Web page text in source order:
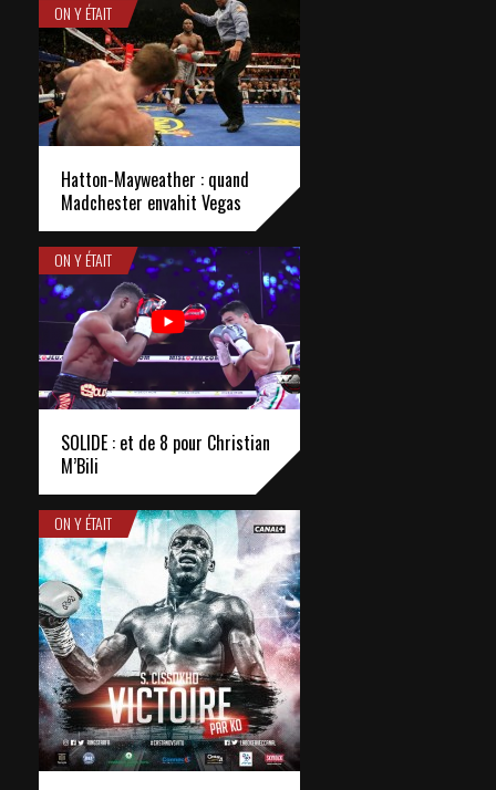
ON Y ÉTAIT
Hatton-Mayweather : quand
Madchester envahit Vegas
ON Y ÉTAIT
SOLIDE : et de 8 pour Christian
M’Bili
ON Y ÉTAIT